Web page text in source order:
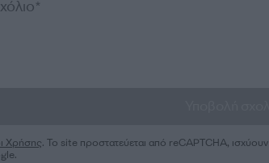
Χρήσης. Το site προστατεύεται από reCAPTCHA, ισχύουν